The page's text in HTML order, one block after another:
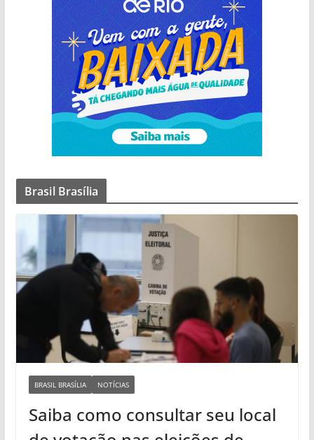
Brasil Brasília
BRASIL BRASÍLIA NOTÍCIAS
Saiba como consultar seu local